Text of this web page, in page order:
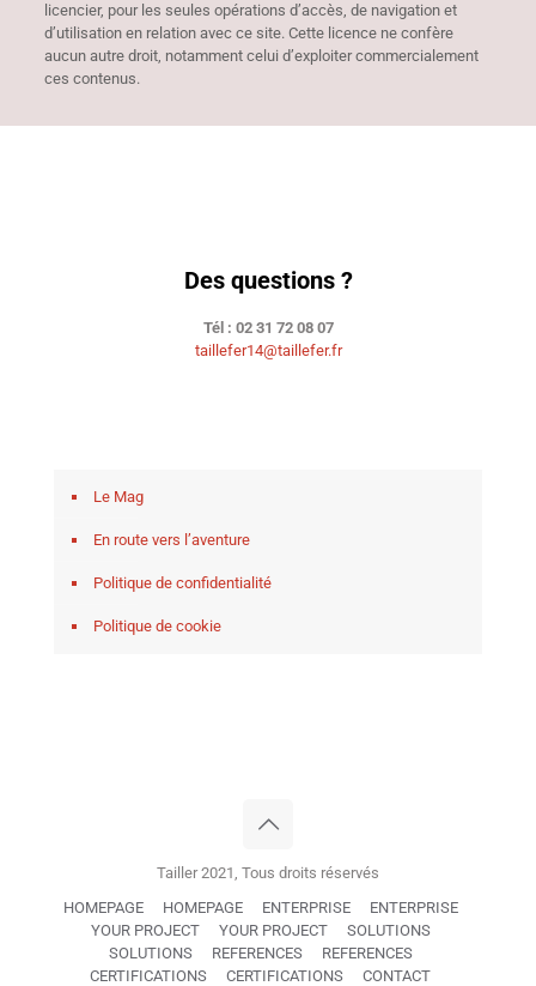
licencier, pour les seules opérations d’accès, de navigation et
d’utilisation en relation avec ce site. Cette licence ne confère
aucun autre droit, notamment celui d’exploiter commercialement
ces contenus.
Des questions ?
Tél : 02 31 72 08 07
taillefer14@taillefer.fr
Le Mag
En route vers l’aventure
Politique de confidentialité
Politique de cookie
Tailler 2021, Tous droits réservés
HOMEPAGE
HOMEPAGE ENTERPRISE
ENTERPRISE
YOUR PROJECT
YOUR PROJECT
SOLUTIONS
SOLUTIONS
REFERENCES
REFERENCES
CERTIFICATIONS
CERTIFICATIONS CONTACT